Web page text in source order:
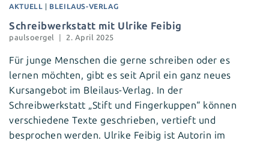
AKTUELL BLEILAUS-VERLAG
Schreibwerkstatt mit Ulrike Feibig
paulsoergel 2. April 2025
Für junge Menschen die gerne schreiben oder es
lernen möchten, gibt es seit April ein ganz neues
Kursangebot im Bleilaus-Verlag. In der
Schreibwerkstatt „Stift und Fingerkuppen“ können
verschiedene Texte geschrieben, vertieft und
besprochen werden. Ulrike Feibig ist Autorin im